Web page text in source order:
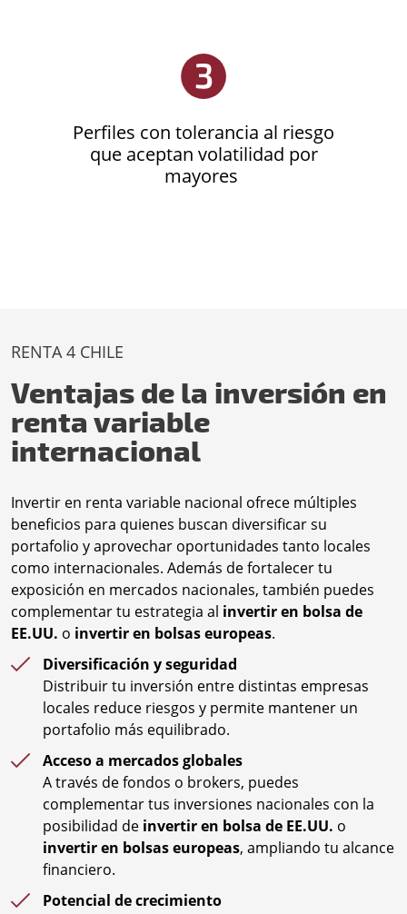
Perfiles con tolerancia al riesgo
que aceptan volatilidad por
mayores
RENTA 4 CHILE
Ventajas de la inversión en
renta variable
internacional
Invertir en renta variable nacional ofrece múltiples
beneficios para quienes buscan diversificar su
portafolio y aprovechar oportunidades tanto locales
como internacionales. Además de fortalecer tu
exposición en mercados nacionales, también puedes
complementar tu estrategia al invertir en bolsa de
EE.UU. o invertir en bolsas europeas.
Diversificación y seguridad
Distribuir tu inversión entre distintas empresas
locales reduce riesgos y permite mantener un
portafolio más equilibrado.
Acceso a mercados globales
A través de fondos o brokers, puedes
complementar tus inversiones nacionales con la
posibilidad de invertir en bolsa de EE.UU. o
invertir en bolsas europeas, ampliando tu alcance
financiero.
Potencial de crecimiento